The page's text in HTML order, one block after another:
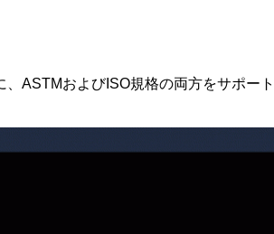
ASTMおよびISO規格の両方をサポー